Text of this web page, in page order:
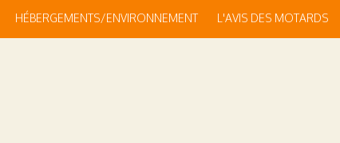
HÉBERGEMENTS/ENVIRONNEMENT L'AVIS DES MOTARDS